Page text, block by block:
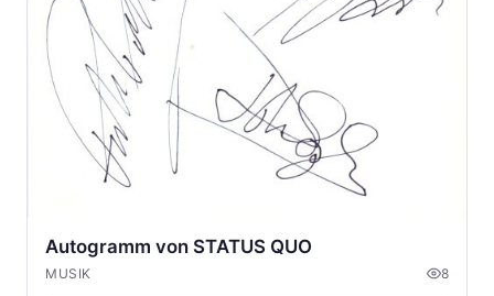
Autogramm von STATUS QUO
MUSIK 8